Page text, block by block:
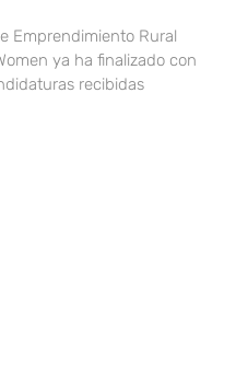
Emprendimiento Rural
ya ha finalizado con
recibidas